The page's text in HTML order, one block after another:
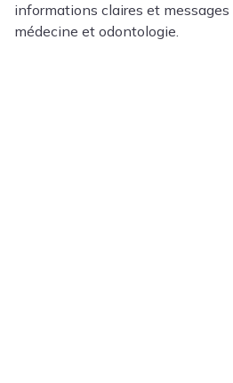
informations claires et
médecine et odontologie.